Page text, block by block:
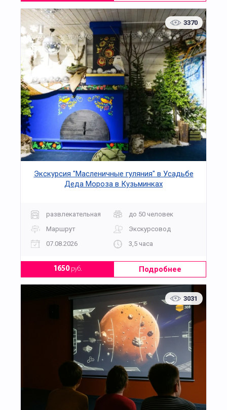
3370
Экскурсия "Масленичные гуляния" в Усадьбе
Деда Мороза в Кузьминках
развлекательная
до 50 человек
Маршрут
Экскурсовод
07.08.2026
3,5 часа
1650руб. Подробнее
3031